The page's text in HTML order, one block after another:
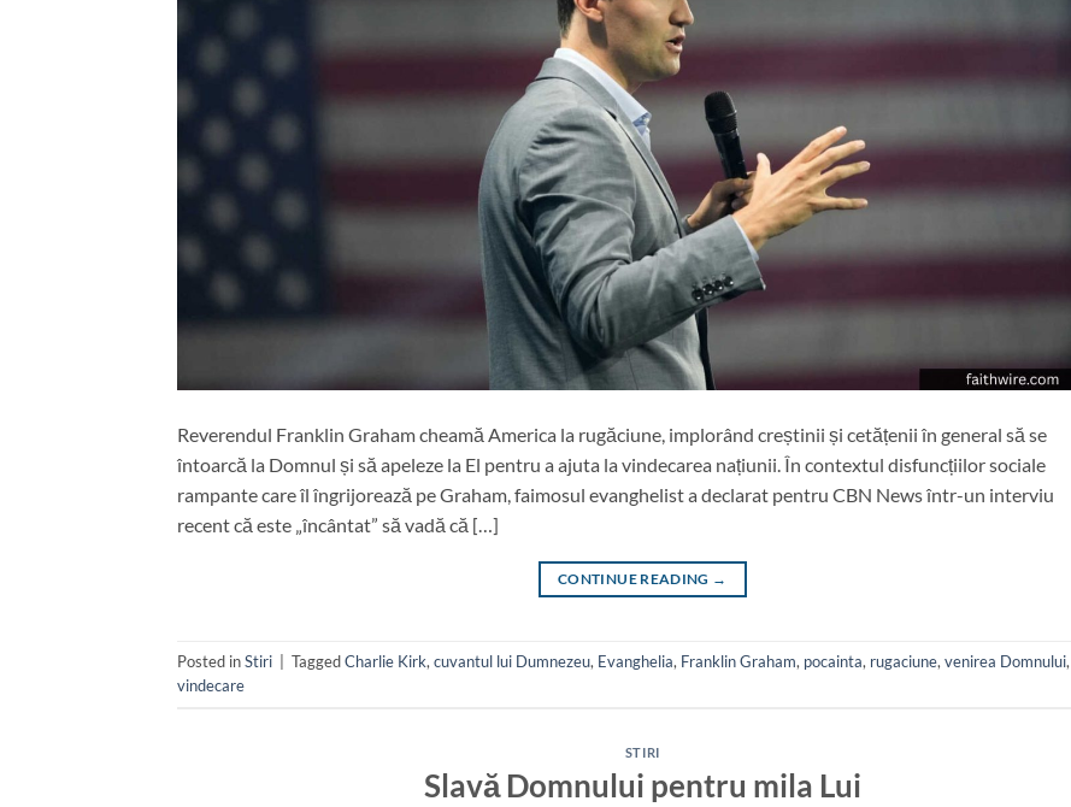
Reverendul Franklin Graham cheamă America la rugăciune, implorând creștinii și cetățenii în general să se
întoarcă la Domnul și să apeleze la El pentru a ajuta la vindecarea națiunii. În contextul disfuncțiilor sociale
rampante care îl îngrijorează pe Graham, faimosul evanghelist a declarat pentru CBN News într-un interviu
recent că este „încântat” să vadă că […]
CONTINUE READING →
Posted inStiri TaggedCharlie Kirk,cuvantul lui Dumnezeu, Evanghelia, Franklin Graham, pocainta, rugaciune,venirea Domnului,
vindecare
STIRI
Slavă Domnului pentru mila Lui